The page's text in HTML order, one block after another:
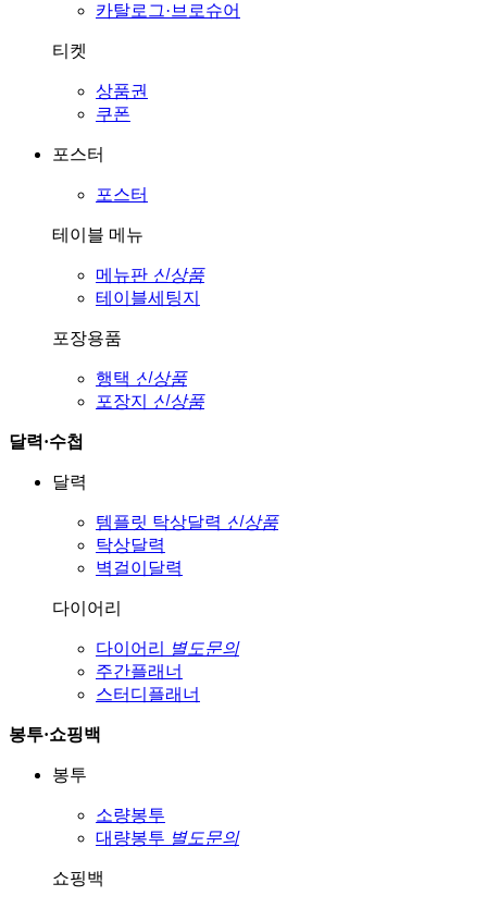
카탈로그·브로슈어
티켓
상품권
쿠폰
포스터
포스터
테이블 메뉴
메뉴판 신상품
테이블세팅지
포장용품
행택 신상품
포장지
신상품
달력·수첩
달력
템플릿 탁상달력 신상품
탁상달력
벽걸이달력
다이어리
다이어리
별도문의
주간플래너
스터디플래너
봉투·쇼핑백
봉투
소량봉투
대량봉투 별도문의
쇼핑백